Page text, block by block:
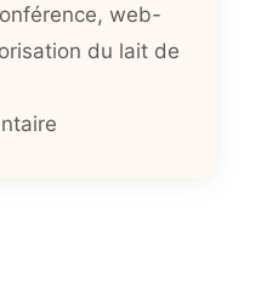
, web-
du lait de